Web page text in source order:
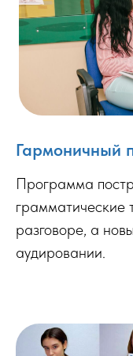
Гармоничный
Программа
грамматические
разговоре, а
аудировании.